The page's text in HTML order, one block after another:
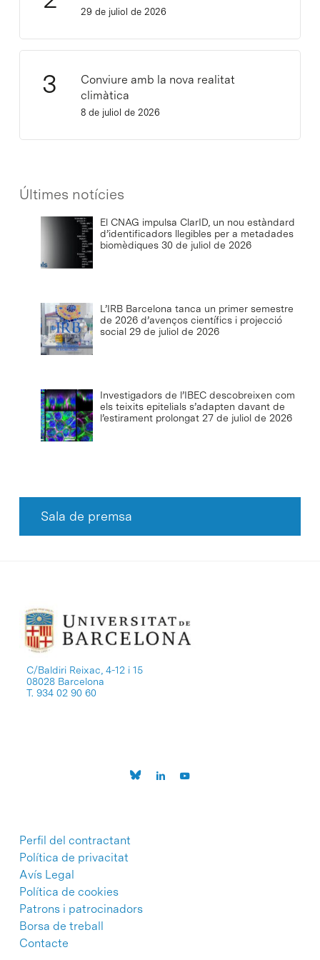
29 de juliol de 2026
Conviure amb la nova realitat
climàtica
8 de juliol de 2026
Últimes notícies
El CNAG impulsa ClarID, un nou estàndard
d’identificadors llegibles per a metadades
biomèdiques 30 de juliol de 2026
L’IRB Barcelona tanca un primer semestre
de 2026 d’avenços científics i projecció
social 29 de juliol de 2026
Investigadors de l’IBEC descobreixen com
els teixits epitelials s’adapten davant de
l’estirament prolongat 27 de juliol de 2026
Sala de premsa
C/Baldiri Reixac, 4-12 i 15
08028 Barcelona
T. 934 02 90 60
Perfil del contractant
Política de privacitat
Avís Legal
Política de cookies
Patrons i patrocinadors
Borsa de treball
Contacte